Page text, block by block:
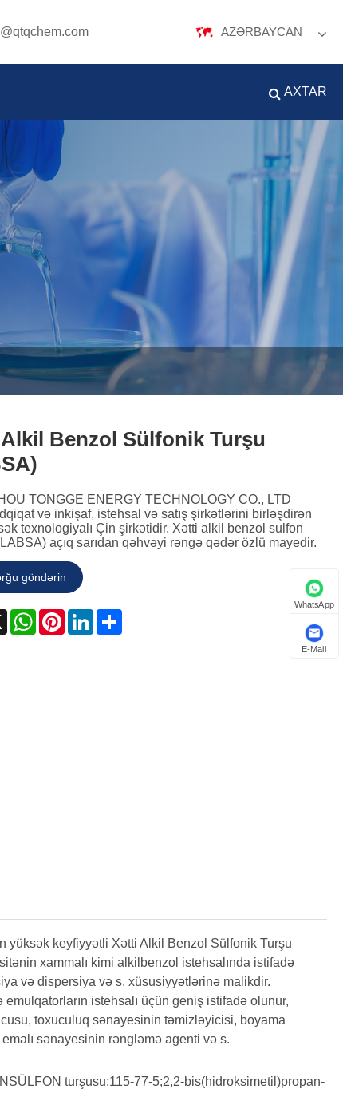
AZƏRBAYCAN
English Español Português
日本語
Nederlands ภาษาไทย Polski
한국어 Svenska magyar
Malay Dansk
Suomi हिन्दी Pilipino
Gaeilge العربية
Indonesia Norsk‎ تمل
český ελληνικά український
తెలుగు नेपाली Burmese
Қазақша Euskal Azərbaycan
Slovenský jazyk Македонски Lietuvos
Eesti Keel
मराठी
AXTAR
Benzol Sülfonik Turşu
TONGGE ENERGY TECHNOLOGY CO., LTD
və inkişaf, istehsal və satış şirkətlərini birləşdirən
texnologiyalı Çin şirkətidir. Xətti alkil benzol sulfon
açıq sarıdan qəhvəyi rəngə qədər özlü mayedir.
göndərin
X WhatsApp
PinterestLinkedInShare
yüksək keyfiyyətli Xətti Alkil Benzol Sülfonik Turşu
xammalı kimi alkilbenzol istehsalında istifadə
və dispersiya və s. xüsusiyyətlərinə malikdir.
istehsalı üçün geniş istifadə olunur,
toxuculuq sənayesinin təmizləyicisi, boyama
sənayesinin rəngləmə agenti və s.
turşusu;115-77-5;2,2-bis(hidroksimetil)propan-
WhatsApp
E-Mail